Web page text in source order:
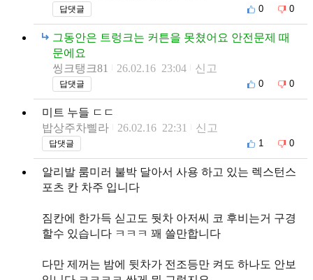
답댓글 0 0
그동안은 트렁크는 커튼을 못쳤어요 안전문제 때
문에요
씽크탱크81
26.02.16 23:04 신고
답댓글 0 0
미트 누들 ㄷㄷ
밥상주차삘라
26.02.16 22:31 신고
답댓글 1 0
알리발 룸미러 불박 달아서 사용 하고 있는 렉스턴스
포츠 칸 차주 입니다
짐칸에 한가득 싣고도 둿차 아저씨 코 후비는거 구경
할수 있습니다 ㅋㅋㅋ 꽤 쓸만합니다
다만 제꺼는 밤에 뒷차가 전조등만 켜도 하나도 안보